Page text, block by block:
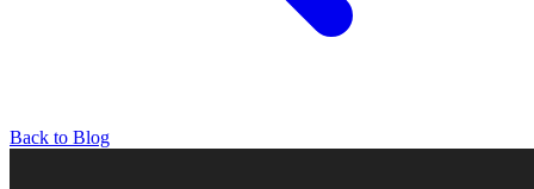
Back to Blog